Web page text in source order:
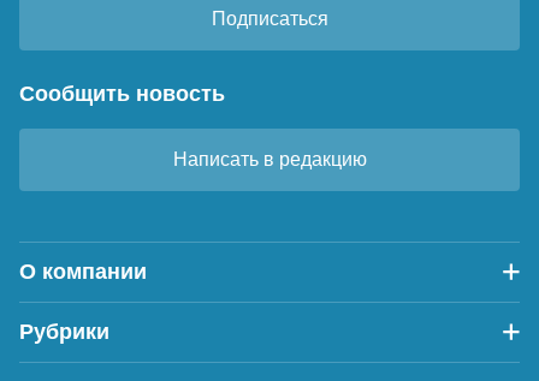
Подписаться
Сообщить новость
Написать в редакцию
О компании
Рубрики